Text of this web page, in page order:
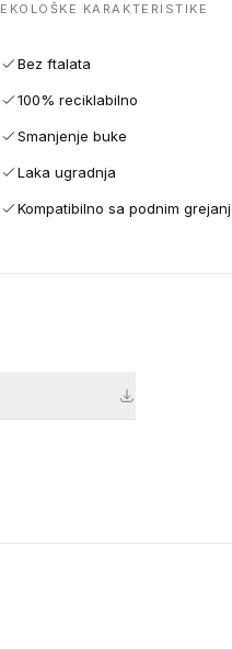
EKOLOŠKE KARAKTERISTIKE
Bez ftalata
100% reciklabilno
Smanjenje buke
Laka ugradnja
Kompatibilno sa podnim